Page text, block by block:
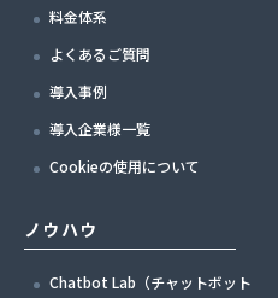
料金体系
よくあるご質問
導入事例
導入企業様一覧
Cookieの使用について
ノウハウ
Chatbot Lab（チャットボット